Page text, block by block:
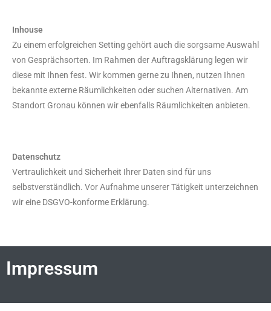
Inhouse
Zu einem erfolgreichen Setting gehört auch die sorgsame Auswahl
von Gesprächsorten. Im Rahmen der Auftragsklärung legen wir
diese mit Ihnen fest. Wir kommen gerne zu Ihnen, nutzen Ihnen
bekannte externe Räumlichkeiten oder suchen Alternativen. Am
Standort Gronau können wir ebenfalls Räumlichkeiten anbieten.
Datenschutz
Vertraulichkeit und Sicherheit Ihrer Daten sind für uns
selbstverständlich. Vor Aufnahme unserer Tätigkeit unterzeichnen
wir eine DSGVO-konforme Erklärung.
Impressum